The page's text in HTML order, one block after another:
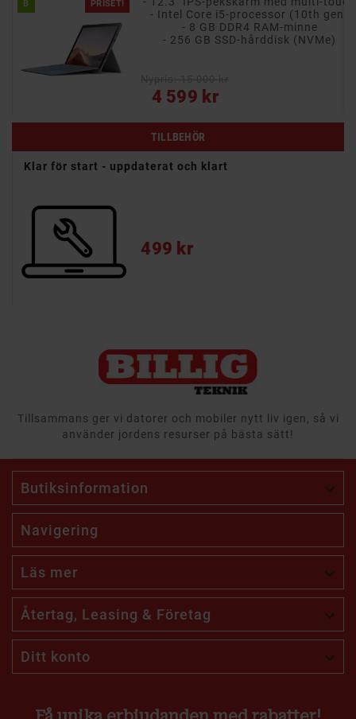
- 13.3" Full HD IPS-pekskärm med multi-touch
PRISET!
B
- Intel Core i5-processor (10th gen)
- 8 GB DDR4 RAM-minne
- 256 GB SSD-hårddisk (NVMe)
4 599 kr
Pris
TILLBEHÖR
Klar för start - uppdaterat och klart
499 kr
Pris
Tillsammans ger vi datorer och mobiler nytt liv igen, så vi
använder jordens resurser på bästa sätt!
Butiksinformation 
Navigering
Läs mer 
Återtag, Leasing & Företag 
Ditt konto 